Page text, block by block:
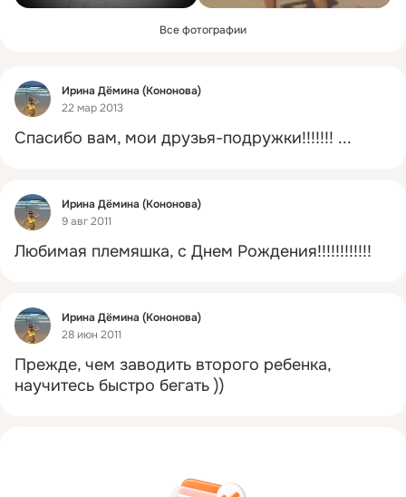
Все фотографии
Фид
Ирина Дёмина (Кононова)
22 мар 2013
Спасибо вам, мои друзья-подружки!!!!!!! ...
Фид
Ирина Дёмина (Кононова)
9 авг 2011
Любимая племяшка, с Днем Рождения!!!!!!!!!!!!
Фид
Ирина Дёмина (Кононова)
28 июн 2011
Прежде, чем заводить второго ребенка,
научитесь быстро бегать ))